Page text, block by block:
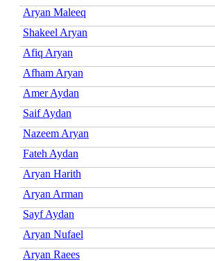
Aryan Maleeq
Shakeel Aryan
Afiq Aryan
Afham Aryan
Amer Aydan
Saif Aydan
Nazeem Aryan
Fateh Aydan
Aryan Harith
Aryan Arman
Sayf Aydan
Aryan Nufael
Aryan Raees